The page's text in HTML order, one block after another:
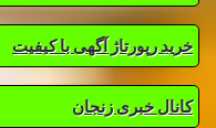
خرید رپورتاژ آگهی با کیفیت
کانال خبری زنجان